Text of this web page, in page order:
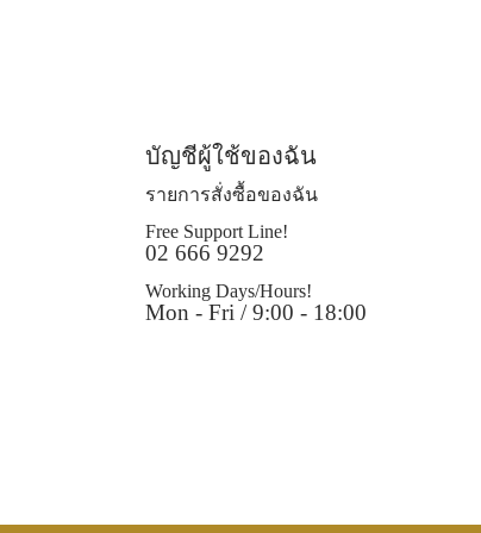
บัญชีผู้ใช้ของฉัน
รายการสั่งซื้อของฉัน
Free Support Line!
02 666 9292
Working Days/Hours!
Mon - Fri / 9:00 - 18:00